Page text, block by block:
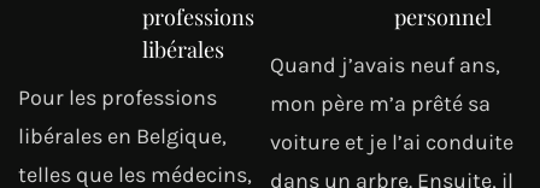
professions
libérales
Pour les professions
libérales en Belgique,
telles que les médecins,
personnel
Quand j’avais neuf ans,
mon père m’a prêté sa
voiture et je l’ai conduite
dans un arbre. Ensuite, il